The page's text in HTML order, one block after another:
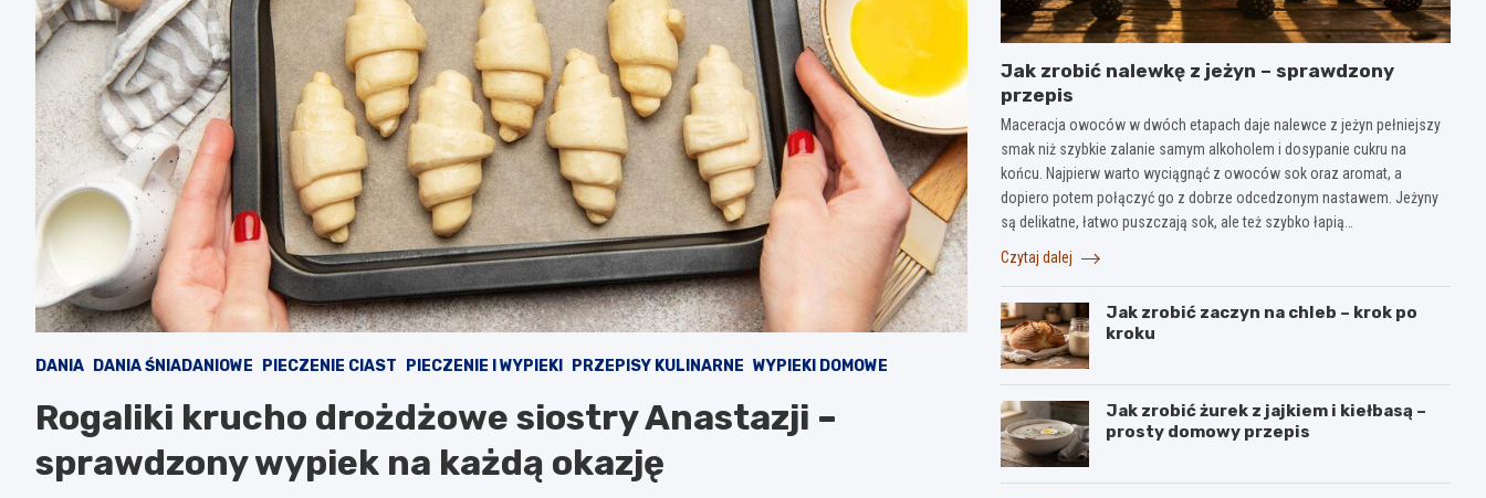
DANIA DANIA ŚNIADANIOWE PIECZENIE CIAST PIECZENIE I WYPIEKI PRZEPISY KULINARNE WYPIEKI DOMOWE
Rogaliki krucho drożdżowe siostry Anastazji –
sprawdzony wypiek na każdą okazję
Jak zrobić nalewkę z jeżyn – sprawdzony
przepis
Maceracja owoców w dwóch etapach daje nalewce z jeżyn pełniejszy
smak niż szybkie zalanie samym alkoholem i dosypanie cukru na
końcu. Najpierw warto wyciągnąć z owoców sok oraz aromat, a
dopiero potem połączyć go z dobrze odcedzonym nastawem. Jeżyny
są delikatne, łatwo puszczają sok, ale też szybko łapią…
Czytaj dalej
Jak zrobić zaczyn na chleb – krok po
kroku
Jak zrobić żurek z jajkiem i kiełbasą –
prosty domowy przepis